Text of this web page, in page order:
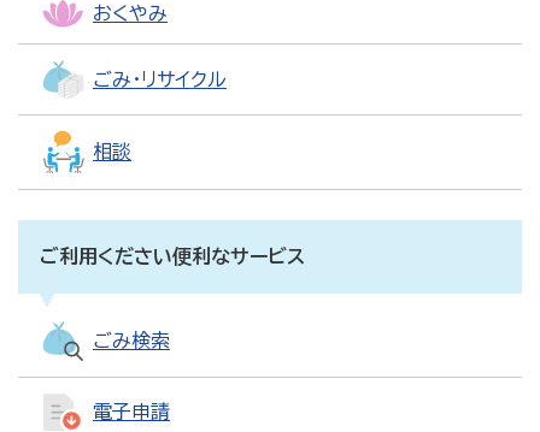
おくやみ
ごみ・リサイクル
相談
ご利用ください便利なサービス
ごみ検索
電子申請